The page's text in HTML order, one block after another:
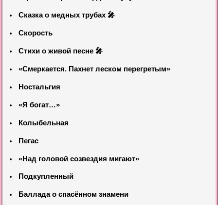
Сказка о медных трубах 🎤
Скорость
Стихи о живой песне 🎤
«Смеркается. Пахнет леском перегретым»
Ностальгия
«Я богат…»
Колыбельная
Пегас
«Над головой созвездия мигают»
Подкупленный
Баллада о спасённом знамени